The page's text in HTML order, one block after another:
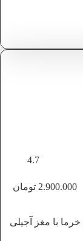
4.7
2.900.000 تومان
خرما با مغز آجیلی